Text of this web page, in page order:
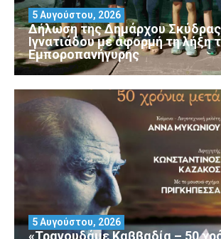
Δήλωση της Δημάρχου Σκύδρας
Ιγνατιάδου με αφορμή τη λήξη
Εμποροπανήγυρης
5 Αυγούστου, 2026
«Τραγουδάμε Καββαδία – 50
5 Αυγούστου, 2026